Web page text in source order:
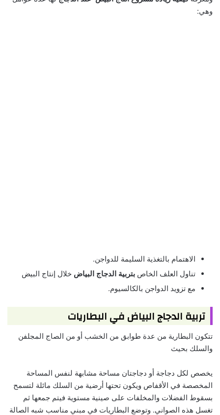
وهي:
الاهتمام بالتغذية السليمة للدواجن.
تناول العلف الخاص بتربية الدجاج البياض خلال إنتاج البيض
مع تزويد الدواجن بالكالسيوم.
تربية الدجاج البياض في البطاريات
تتكون البطارية من عدة طوابق من الخشب أو من الصاج المجلفن
والسلك بحيث
يخصص لكل دجاجة أو دجاجتان مساحة مشابهة لنفس المساحة
المخصصة في الأقفاص ويكون تحتها أرضية من السلك مائلة لتسمح
بسقوط الفضلات والمخلفات على صينية مستوية فيتم جمعها ثم
تغسل هذه الصواني. وتوضع البطاريات في مبني مناسب شبه الصالة